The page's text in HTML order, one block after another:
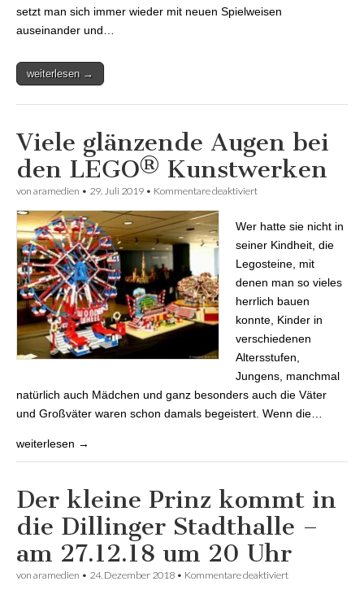
setzt man sich immer wieder mit neuen Spielweisen
auseinander und…
weiterlesen →
Viele glänzende Augen bei
den LEGO® Kunstwerken
von aramedien • 29. Juli 2019 • Kommentare deaktiviert
Wer hatte sie nicht in
seiner Kindheit, die
Legosteine, mit
denen man so vieles
herrlich bauen
konnte, Kinder in
verschiedenen
Altersstufen,
Jungens, manchmal
natürlich auch Mädchen und ganz besonders auch die Väter
und Großväter waren schon damals begeistert. Wenn die…
weiterlesen →
Der kleine Prinz kommt in
die Dillinger Stadthalle –
am 27.12.18 um 20 Uhr
von aramedien • 24. Dezember 2018 • Kommentare deaktiviert